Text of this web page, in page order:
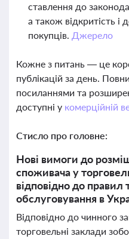
ставлення до
а також відкритість і
покупців. Джерело
Кожне з питань — це
публікацій за день.
посиланнями та
доступні у комерційній
Стисло про головне:
Нові вимоги до
споживача у
відповідно до правил
обслуговування в
Відповідно до чинного
торговельні заклади